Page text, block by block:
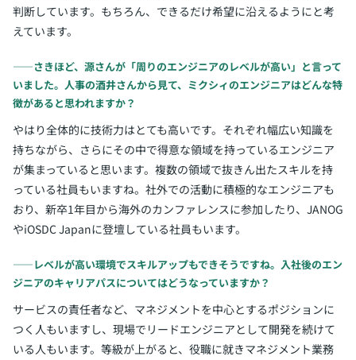
判断しています。もちろん、できるだけ希望に沿えるようにと考
えています。
――さきほど、源さんが「周りのエンジニアのレベルが高い」と言って
いました。人事の酒井さんから見て、ミクシィのエンジニアはどんな特
徴があると思われますか？
やはり全体的に技術力はとても高いです。それぞれ幅広い知識を
持ちながら、さらにその中で得意な領域を持っているエンジニア
が集まっていると思います。複数の領域で抜きん出たスキルを持
っている社員もいますね。社外での活動に積極的なエンジニアも
おり、新卒1年目から海外のカンファレンスに参加したり、JANOG
やiOSDC Japanに登壇している社員もいます。
――レベルが高い環境でスキルアップもできそうですね。入社後のエン
ジニアのキャリアパスについてはどうなっていますか？
サービスの責任者など、マネジメントを中心とするポジションに
つく人もいますし、現場でリードエンジニアとして開発を続けて
いる人もいます。等級が上がると、役職に就きマネジメント業務